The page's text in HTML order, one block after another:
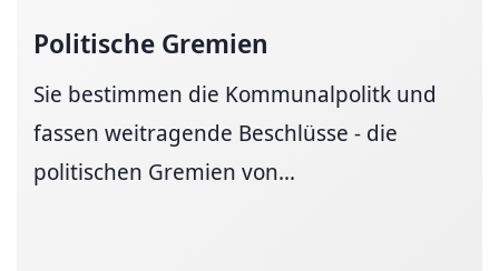
Politische Gremien
Sie bestimmen die Kommunalpolitk und
fassen weitragende Beschlüsse - die
politischen Gremien von...